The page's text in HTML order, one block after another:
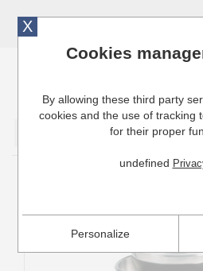
Cuisinresto: Ustensiles de
X
Cookies
By allowing these third party
cookies and the use of tracking
for their proper
undefined
Personalize